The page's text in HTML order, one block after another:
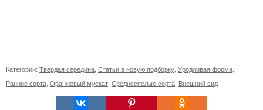
Категории: Твердая середина Статьи в новую подборку Уродливая форма
Ранние сорта Оранжевый мускат Среднеспелые сорта Внешний вид